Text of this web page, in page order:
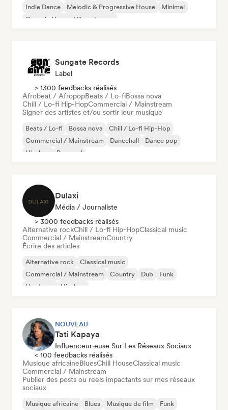
Indie Dance
Melodic & Progressive House
Minimal
Organic House / Downtempo
Sungate Records
Label
> 1300 feedbacks réalisés
Afrobeat / AfropopBeats / Lo-fiBossa nova
Chill / Lo-fi Hip-HopCommercial / Mainstream
Signer des artistes et/ou sortir leur musique
Beats / Lo-fi Bossa nova
Chill / Lo-fi Hip-Hop
Commercial / Mainstream
Dancehall
Dance pop
Hip-hop
Pop soul
Dulaxi
Média / Journaliste
> 3000 feedbacks réalisés
Alternative rockChill / Lo-fi Hip-HopClassical music
Commercial / MainstreamCountry
Écrire des articles
Alternative rock
Classical music
Commercial / Mainstream
Country Dub
Funk
Hardcore
Hip-hop
NOUVEAU
Tati Kapaya
Influenceur·euse Sur Les Réseaux Sociaux
< 100 feedbacks réalisés
Musique africaineBluesChill HouseClassical music
Commercial / Mainstream
Publier des posts ou reels impactants sur mes réseaux
sociaux
Musique africaine Blues Musique de film Funk